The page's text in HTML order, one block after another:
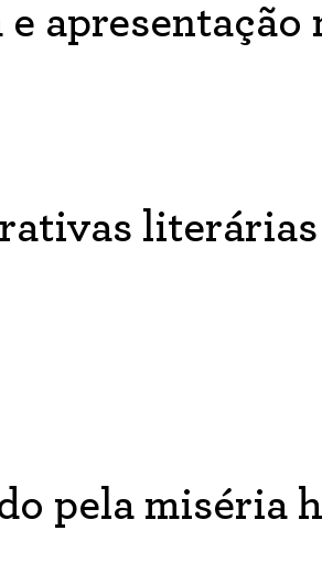
apresentação
pela miséria